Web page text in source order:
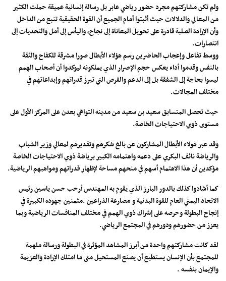
ولم تكن مشاركتهم مجرد حضور رياضي عابر بل رسالة إنسانية عميقة حملت الكثير
من المعاني والدلالات حيث أثبتوا أمام الجميع أن القوة الحقيقية تنبع من الداخل
وأن الإرادة الصلبة قادرة على تحويل المعاناة إلى نجاح، واليأس إلى أمل والتحديات إلى
انتصارات.
ووسط تفاعل وإعجاب الحاضرين رسم هؤلاء الأبطال صورا مشرقة للكفاح والثقة
بالنفس وقدموا أداء يعكس حجم الإصرار الذي يملكونه ليوكدوا أن أصحاب الهمم
ليسوا بحاجة إلى الشفقة بل إلى الدعم والفرص التي تبرز قدراتهم وإبداعاتهم في
مختلف المجالات.
حيث تحصل المتسابق سعيد بن سعيد من مدينه التواهي بعدن على المركز الأول على
مستوى ذوي الاحتياجات الخاصة.
وقد عبر هولاء الأبطال المشاركون عن بالغ شكرهم وتقديرهم لمعالي وزير الشباب
والرياضة نائف البكري على دعمه واهتمامه الكبير برياضة ذوي الاحتياجات الخاصة
مؤكدين أن هذا الاهتمام أسهم في منحهم مساحة لإظهار قدراتهم ومواهبهم الرياضية.
كما أشادوا كذلك بالدور البارز الذي يقوم به المهندس أرحب حسن ياسين رئيس
الاتحاد اليمني العام للقوة البدنية و مصارعة الذراعين .مثمنين جهوده الكبيرة في
إنجاح البطولة وحرصه على إشراك ذوي الهمم في مختلف المنافسات الرياضية وبما
يعزز من حضورهم ودورهم في المجتمع الرياضي.
لقد كانت مشاركتهم واحدة من أبرز المشاهد المؤثرة في البطولة ورسالة ملهمة
للمجتمع بأن الإنسان يستطيع أن يصنع المستحيل متى ما امتلك الإرادة والعزيمة
والإيمان بنفسه .